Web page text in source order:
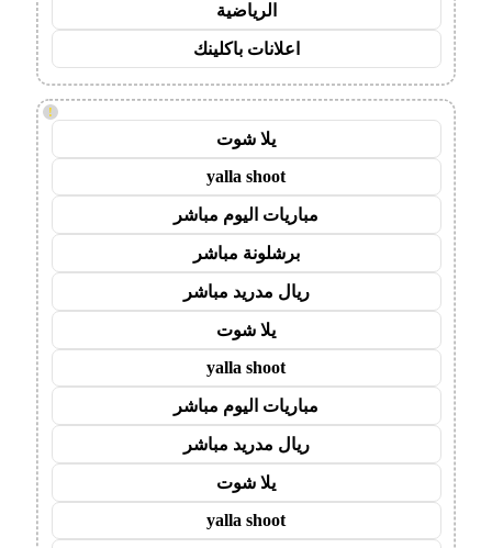
الرياضية
اعلانات باكلينك
!
يلا شوت
yalla shoot
مباريات اليوم مباشر
برشلونة مباشر
ريال مدريد مباشر
يلا شوت
yalla shoot
مباريات اليوم مباشر
ريال مدريد مباشر
يلا شوت
yalla shoot